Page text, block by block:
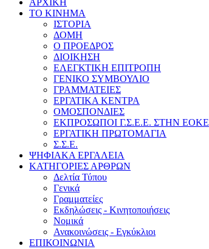
ΑΡΧΙΚΗ
ΤΟ ΚΙΝΗΜΑ
ΙΣΤΟΡΙΑ
ΔΟΜΗ
Ο ΠΡΟΕΔΡΟΣ
ΔΙΟΙΚΗΣΗ
ΕΛΕΓΚΤΙΚΗ ΕΠΙΤΡΟΠΗ
ΓΕΝΙΚΟ ΣΥΜΒΟΥΛΙΟ
ΓΡΑΜΜΑΤΕΙΕΣ
ΕΡΓΑΤΙΚΑ ΚΕΝΤΡΑ
ΟΜΟΣΠΟΝΔΙΕΣ
ΕΚΠΡΟΣΩΠΟΙ Γ.Σ.Ε.Ε. ΣΤΗΝ ΕΟΚΕ
ΕΡΓΑΤΙΚΗ ΠΡΩΤΟΜΑΓΙΑ
Σ.Σ.Ε.
ΨΗΦΙΑΚΑ ΕΡΓΑΛΕΙΑ
ΚΑΤΗΓΟΡΙΕΣ ΑΡΘΡΩΝ
Δελτία Τύπου
Γενικά
Γραμματείες
Εκδηλώσεις - Κινητοποιήσεις
Νομικά
Ανακοινώσεις - Εγκύκλιοι
ΕΠΙΚΟΙΝΩΝΙΑ